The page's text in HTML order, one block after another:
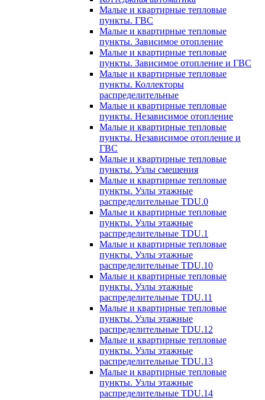
Малые и квартирные тепловые
пункты. ГВС
Малые и квартирные тепловые
пункты. Зависимое отопление
Малые и квартирные тепловые
пункты. Зависимое отопление и ГВС
Малые и квартирные тепловые
пункты. Коллекторы
распределительные
Малые и квартирные тепловые
пункты. Независимое отопление
Малые и квартирные тепловые
пункты. Независимое отопление и
ГВС
Малые и квартирные тепловые
пункты. Узлы смешения
Малые и квартирные тепловые
пункты. Узлы этажные
распределительные TDU.0
Малые и квартирные тепловые
пункты. Узлы этажные
распределительные TDU.1
Малые и квартирные тепловые
пункты. Узлы этажные
распределительные TDU.10
Малые и квартирные тепловые
пункты. Узлы этажные
распределительные TDU.11
Малые и квартирные тепловые
пункты. Узлы этажные
распределительные TDU.12
Малые и квартирные тепловые
пункты. Узлы этажные
распределительные TDU.13
Малые и квартирные тепловые
пункты. Узлы этажные
распределительные TDU.14